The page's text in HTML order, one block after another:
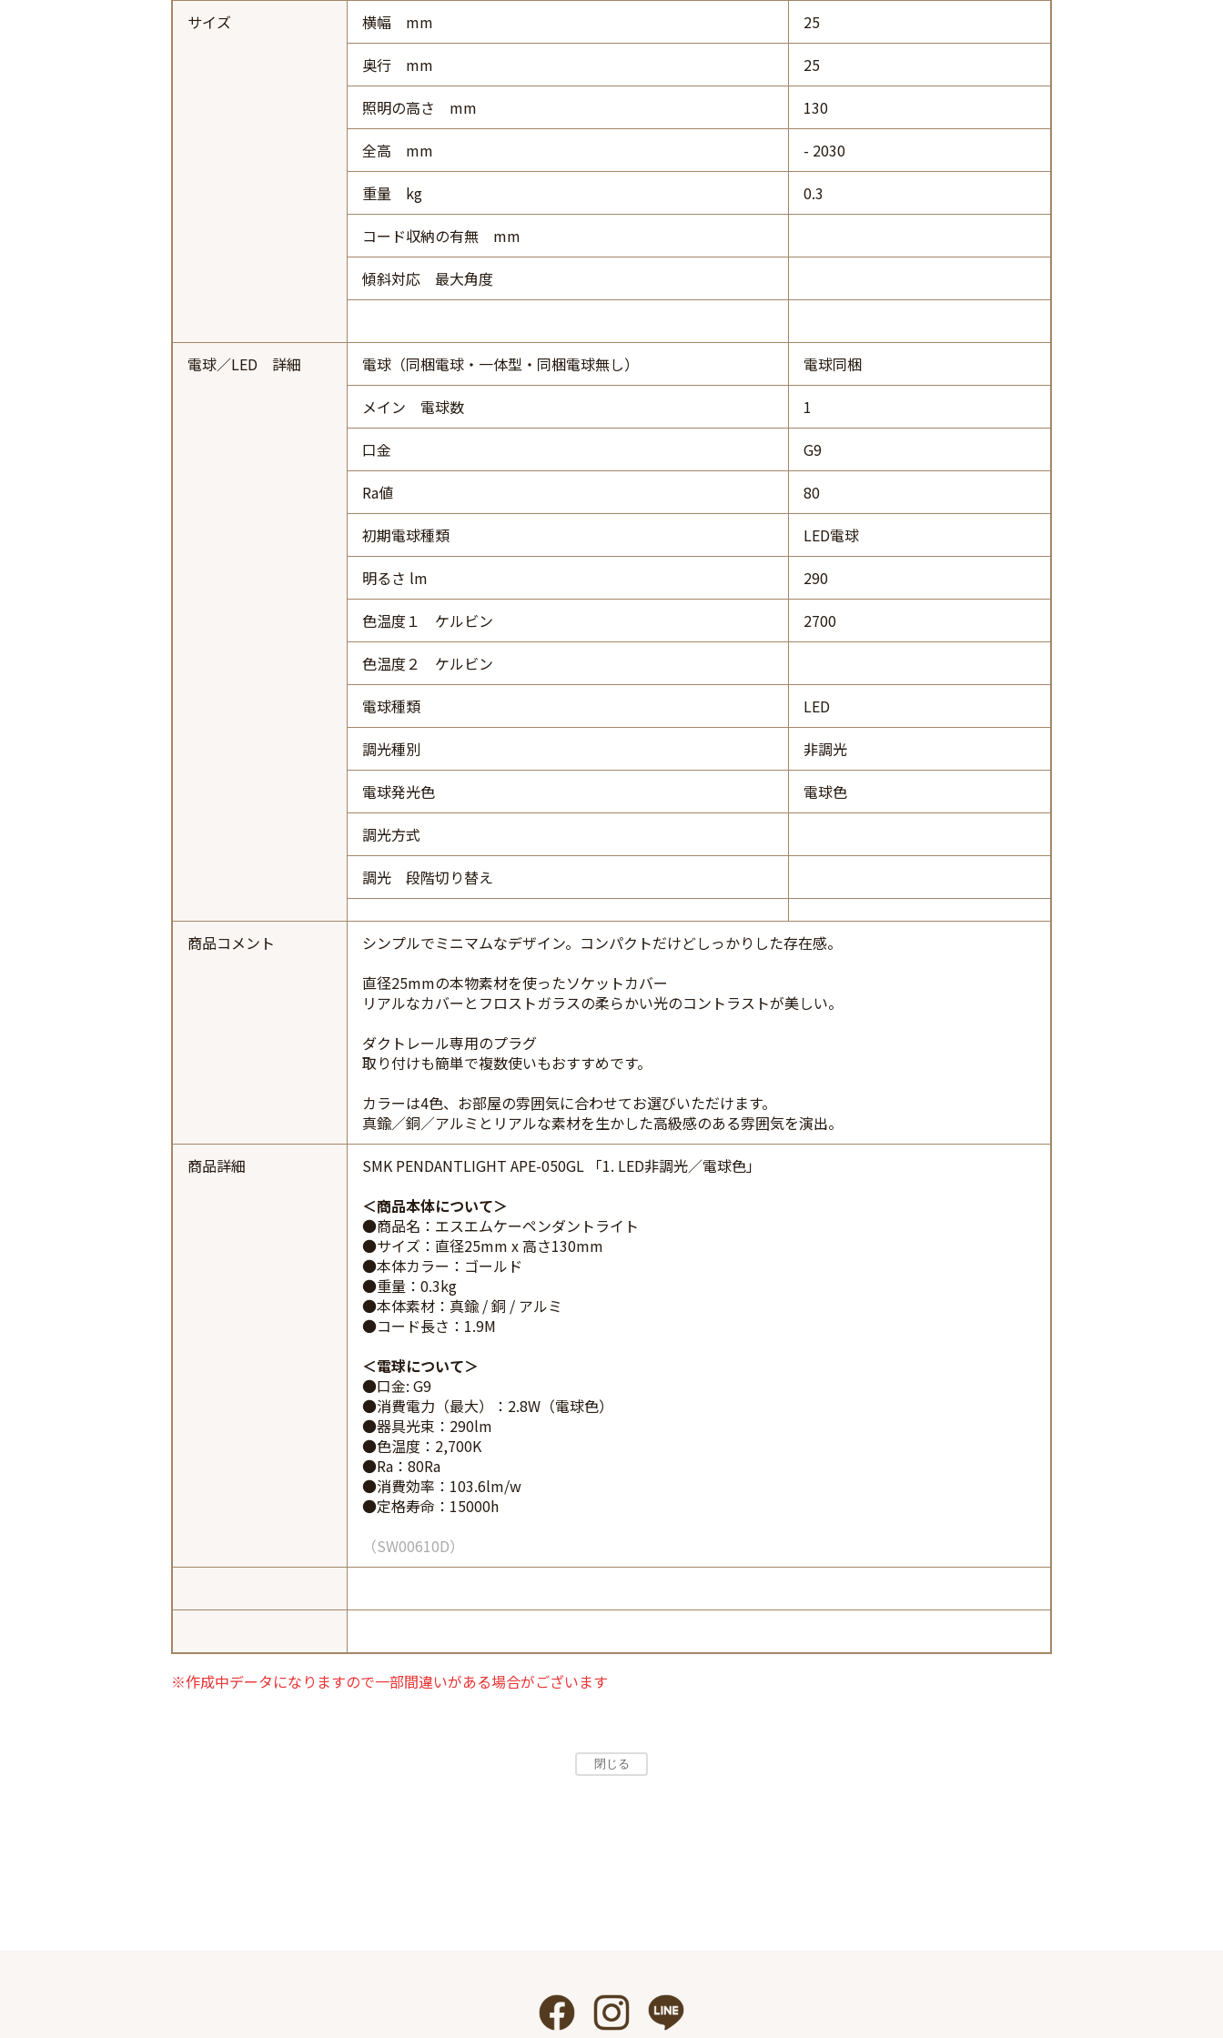
サイズ
横幅 mm
25
奥行 mm
25
照明の高さ mm
130
全高 mm
- 2030
重量 kg
0.3
コード収納の有無 mm
傾斜対応 最大角度
電球／LED 詳細 電球（同梱電球・一体型・同梱電球無し）
電球同梱
メイン 電球数
1
口金
G9
Ra値
80
初期電球種類
LED電球
明るさ lm
290
色温度１ ケルビン
2700
色温度２ ケルビン
電球種類
LED
調光種別
非調光
電球発光色
電球色
調光方式
調光 段階切り替え
商品コメント
シンプルでミニマムなデザイン。コンパクトだけどしっかりした存在感。
直径25mmの本物素材を使ったソケットカバー
リアルなカバーとフロストガラスの柔らかい光のコントラストが美しい。
ダクトレール専用のプラグ
取り付けも簡単で複数使いもおすすめです。
カラーは4色、お部屋の雰囲気に合わせてお選びいただけます。
真鍮／銅／アルミとリアルな素材を生かした高級感のある雰囲気を演出。
商品詳細
SMK PENDANTLIGHT APE-050GL 「1. LED非調光／電球色」
商品本体について
●商品名：エスエムケーペンダントライト
●サイズ：直径25mm x 高さ130mm
●本体カラー：ゴールド
●重量：0.3kg
●本体素材：真鍮 / 銅 / アルミ
●コード長さ：1.9M
電球について
●口金: G9
●消費電力（最大）：2.8W（電球色）
●器具光束：290lm
●色温度：2,700K
●Ra：80Ra
●消費効率：103.6lm/w
●定格寿命：15000h
SW00610D
※作成中データになりますので一部間違いがある場合がございます